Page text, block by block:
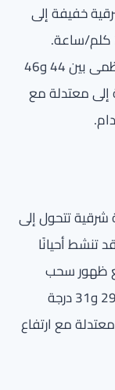
خفيفة إلى
معتدلة السرعة، تتراوح سرعتها بين 8 و32 كلم/ساعة.
تتوقع الأرصاد أن تتراوح درجات الحرارة العظمى بين 44 و46
إلى معتدلة مع
شرقية تتحول إلى
تنشط أحيانًا
ظهور سحب
متفرقة، وتسجيل درجات حرارة صغرى بين 29 و31 درجة
مع ارتفاع